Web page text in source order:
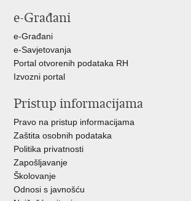
FacebookuTwitteru
e-Građani
e-Građani
e-Savjetovanja
Portal otvorenih podataka RH
Izvozni portal
Pristup informacijama
Pravo na pristup informacijama
Zaštita osobnih podataka
Politika privatnosti
Zapošljavanje
Školovanje
Odnosi s javnošću